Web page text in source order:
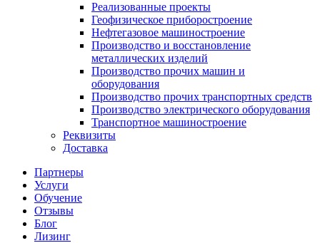
Реализованные проекты
Геофизическое приборостроение
Нефтегазовое машиностроение
Производство и восстановление
металлических изделий
Производство прочих машин и
оборудования
Производство прочих транспортных средств
Производство электрического оборудования
Транспортное машиностроение
Реквизиты
Доставка
Партнеры
Услуги
Обучение
Отзывы
Блог
Лизинг